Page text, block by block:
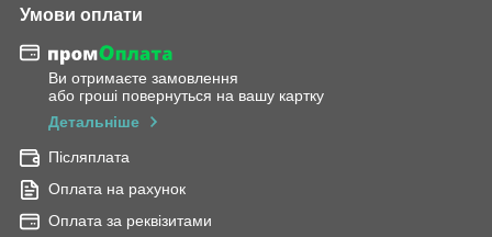
Умови оплати
Ви отримаєте замовлення
або гроші повернуться на вашу картку
Детальніше
Післяплата
Оплата на рахунок
Оплата за реквізитами